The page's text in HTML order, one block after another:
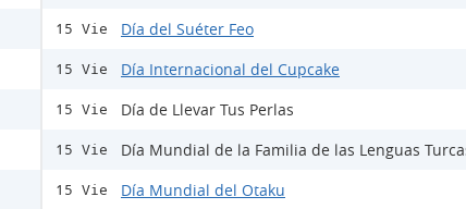
15 Vie Día del Suéter Feo
15 Vie Día Internacional del Cupcake
15 Vie Día de Llevar Tus Perlas
15 Vie Día Mundial de la Familia de las Lenguas
15 Vie Día Mundial del Otaku